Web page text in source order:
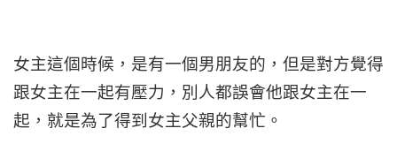
女主這個時候，是有一個男朋友的，但是對方覺得
跟女主在一起有壓力，別人都誤會他跟女主在一
起，就是為了得到女主父親的幫忙。